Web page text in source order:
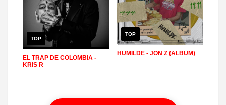
TOP
EL TRAP DE COLOMBIA -
KRIS R
TOP
HUMILDE - JON Z (ÁLBUM)